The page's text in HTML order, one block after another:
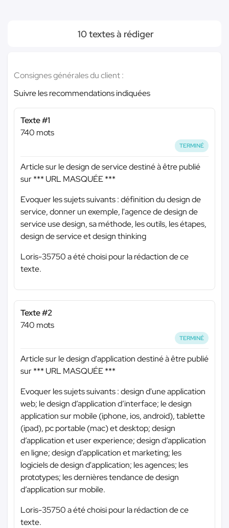
10 textes à rédiger
Consignes générales du client :
Suivre les recommendations indiquées
Texte #1
740 mots
TERMINÉ
Article sur le design de service destiné à être publié
sur*** URL MASQUÉE ***
Evoquer les sujets suivants : définition du design de
service, donner un exemple, l'agence de design de
service use design, sa méthode, les outils, les étapes,
design de service et design thinking
Loris-35750 a été choisi pour la rédaction de ce
texte.
Texte #2
740 mots
TERMINÉ
Article sur le design d'application destiné à être publié
sur*** URL MASQUÉE ***
Evoquer les sujets suivants : design d'une application
web; le design d’application d’interface; le design
application sur mobile (iphone, ios, android), tablette
(ipad), pc portable (mac) et desktop; design
d’application et user experience; design d’application
en ligne; design d’application et marketing; les
logiciels de design d'application; les agences; les
prototypes; les dernières tendance de design
d’application sur mobile.
Loris-35750 a été choisi pour la rédaction de ce
texte.